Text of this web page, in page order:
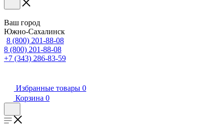
Ваш город
Южно-Сахалинск
8 (800) 201-88-08
8 (800) 201-88-08
+7 (343) 286-83-59
Избранные товары 0
Корзина 0